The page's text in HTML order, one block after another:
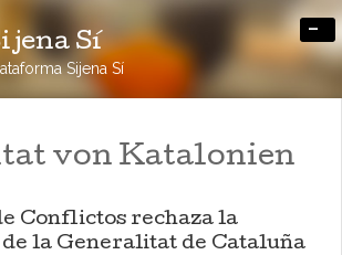
Sí
Sijena Sí
-
von Katalonien
Conflictos rechaza la
la Generalitat de Cataluña